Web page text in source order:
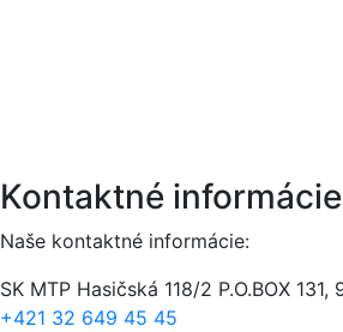
Kontaktné informácie
Naše kontaktné informácie:
SK MTP Hasičská 118/2 P.O.BOX 131,
+421 32 649 45 45